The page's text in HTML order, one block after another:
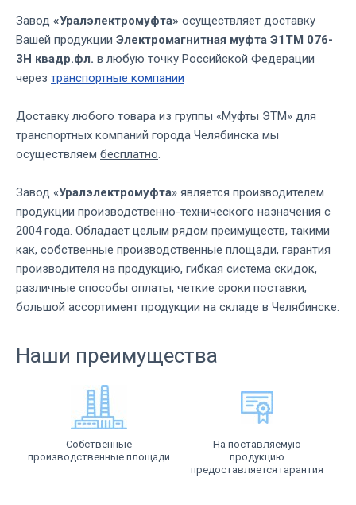
Завод «Уралэлектромуфта» осуществляет доставку
Вашей продукции Электромагнитная муфта Э1ТМ 076-
3Н квадр.фл. в любую точку Российской Федерации
через транспортные компании
Доставку любого товара из группы «Муфты ЭТМ» для
транспортных компаний города Челябинска мы
осуществляем бесплатно.
Завод «Уралэлектромуфта» является производителем
продукции производственно-технического назначения с
2004 года. Обладает целым рядом преимуществ, такими
как, собственные производственные площади, гарантия
производителя на продукцию, гибкая система скидок,
различные способы оплаты, четкие сроки поставки,
большой ассортимент продукции на складе в Челябинске.
Наши преимущества
Собственные
производственные площади
На поставляемую
продукцию
предоставляется гарантия